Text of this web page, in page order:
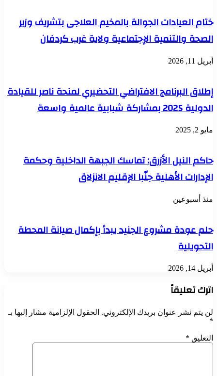
ختام العيادات الجوالة بالمخيم العلاجى بتشريف وزير
الصحة والتنمية الإجتماعية ولاية غرب كردفان
أبريل 11, 2026
إطلاق البرنامج الافتراضي التحضيري لمنحة ناصر للقيادة
الدولية 2025 بمشاركة شبابية عالمية واسعة
مايو 2, 2025
حاكم النيل الأزرق: تماسك الجبهة الداخلية وحكمة
الإدارات الأهلية جنّبا الإقليم الانزلاق
منذ أسبوعين
حلم عودة مشروع الجنيد يبدأ بإكمال صيانة المحطة
التحويلية
أبريل 14, 2026
اترك تعليقاً
لن يتم نشر عنوان بريدك الإلكتروني. الحقول الإلزامية مشار إليها بـ
*
التعليق *